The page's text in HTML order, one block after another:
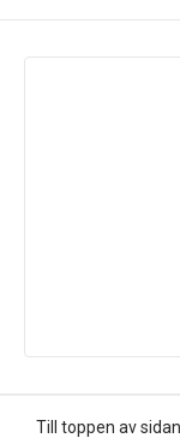
Till toppen av sidan